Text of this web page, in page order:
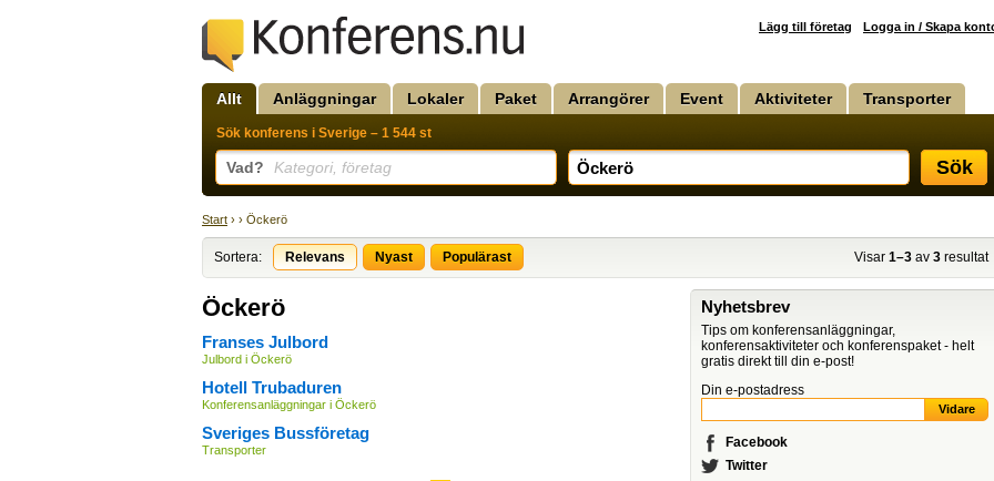
Lägg till företag Logga in / Skapa
Allt Anläggningar Lokaler Paket Arrangörer Event Aktiviteter Transporter
Sök konferens i Sverige – 1 544 st
Vad? Kategori, företag Sök
Start › › Öckerö
Sortera: Relevans Nyast Populärast Visar 1–3 av 3 resultat
Öckerö
Franses Julbord
Julbord i Öckerö
Hotell Trubaduren
Konferensanläggningar i Öckerö
Sveriges Bussföretag
Transporter
Nyhetsbrev
Tips om konferensanläggningar,
konferensaktiviteter och konferenspaket - helt
gratis direkt till din e-post!
Din e-postadress
Facebook
Twitter